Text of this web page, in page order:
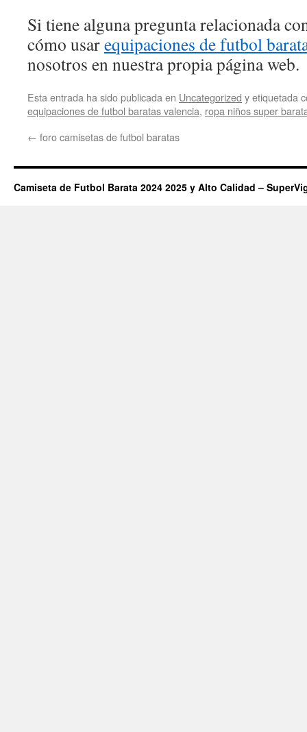
Si tiene alguna pregunta relacionada
cómo usarequipaciones de futbol
nosotros en nuestra propia página web.
Esta entrada ha sido publicada en Uncategorized y etiquetada
equipaciones de futbol baratas valencia, ropa niños super
← foro camisetas de futbol baratas
Camiseta de Futbol Barata 2024 2025 y Alto Calidad –